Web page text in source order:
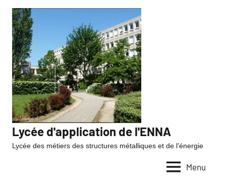
Lycée d'application de l'ENNA
Lycée des métiers des structures métalliques et de l'énergie
Menu